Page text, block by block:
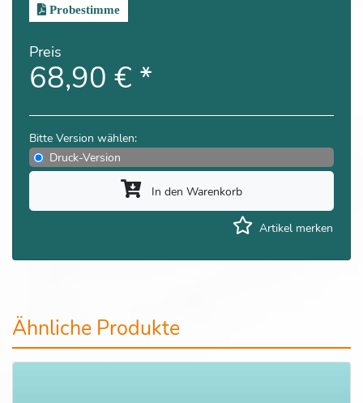
Probestimme
Preis
68,90 € *
Bitte Version wählen:
Druck-Version
In den Warenkorb
Artikel merken
Ähnliche Produkte